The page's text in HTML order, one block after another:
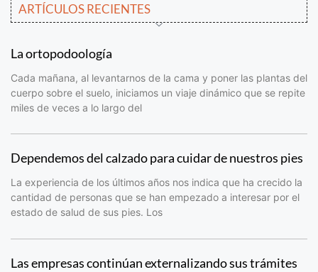
ARTÍCULOS RECIENTES
La ortopodoología
Cada mañana, al levantarnos de la cama y poner las plantas del
cuerpo sobre el suelo, iniciamos un viaje dinámico que se repite
miles de veces a lo largo del
Dependemos del calzado para cuidar de nuestros pies
La experiencia de los últimos años nos indica que ha crecido la
cantidad de personas que se han empezado a interesar por el
estado de salud de sus pies. Los
Las empresas continúan externalizando sus trámites